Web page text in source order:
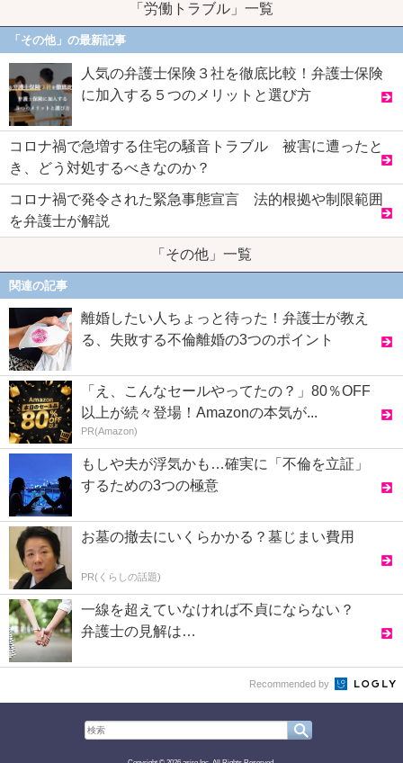
「労働トラブル」一覧
「その他」の最新記事
人気の弁護士保険３社を徹底比較！弁護士保険
に加入する５つのメリットと選び方
コロナ禍で急増する住宅の騒音トラブル 被害に遭ったと
き、どう対処するべきなのか？
コロナ禍で発令された緊急事態宣言 法的根拠や制限範囲
を弁護士が解説
「その他」一覧
関連の記事
離婚したい人ちょっと待った！弁護士が教え
る、失敗する不倫離婚の3つのポイント
「え、こんなセールやってたの？」80％OFF
以上が続々登場！Amazonの本気が...
PR(Amazon)
もしや夫が浮気かも…確実に「不倫を立証」
するための3つの極意
お墓の撤去にいくらかかる？墓じまい費用
PR(くらしの話題)
一線を超えていなければ不貞にならない？
弁護士の見解は…
Recommended by